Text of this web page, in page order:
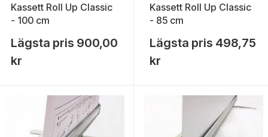
Kassett Roll Up Classic
- 100 cm
Lägsta pris 900,00
kr
Kassett Roll Up Classic
- 85 cm
Lägsta pris 498,75
kr